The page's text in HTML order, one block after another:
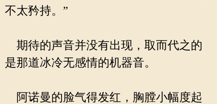
不太矜持。”
期待的声音并没有出现，取而代之的
是那道冰冷无感情的机器音。
阿诺曼的脸气得发红，胸膛小幅度起